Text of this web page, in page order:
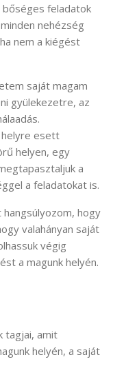
bőséges feladatok
nehézség
nem a kiégést
saját magam
gyülekezetre, az
helyre esett
helyen, egy
a
a feladatokat is.
hogy
valahányan saját
végig
a magunk helyén.
tagjai, amit
helyén, a saját